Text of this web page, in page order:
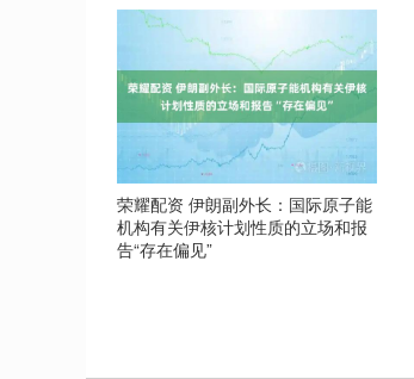
荣耀配资 伊朗副外长：国际原子能
机构有关伊核计划性质的立场和报
告“存在偏见”